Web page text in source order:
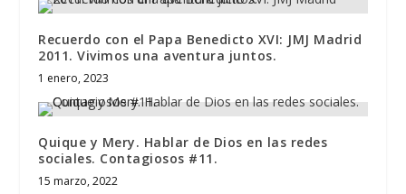
Recuerdo con el Papa Benedicto XVI: JMJ Madrid
2011. Vivimos una aventura juntos.
1 enero, 2023
Quique y Mery. Hablar de Dios en las redes
sociales. Contagiosos #11.
15 marzo, 2022